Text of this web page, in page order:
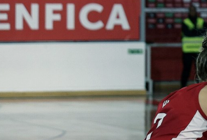
MINIBASQUETE
ÁREA TÉCNICA
PROJETOS